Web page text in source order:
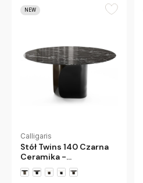
NEW
Calligaris
Stół Twins 140 Czarna
Ceramika -
Czarnobrązowa
Podstawa Calligaris